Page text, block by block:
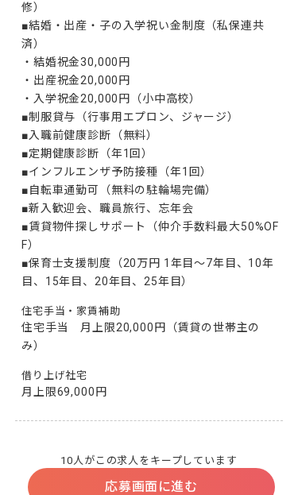
修）
■結婚・出産・子の入学祝い金制度（私保連共
済）
・結婚祝金30,000円
・出産祝金20,000円
・入学祝金20,000円（小中高校）
■制服貸与（行事用エプロン、ジャージ）
■入職前健康診断（無料）
■定期健康診断（年1回）
■インフルエンザ予防接種（年1回）
■自転車通勤可（無料の駐輪場完備）
■新入歓迎会、職員旅行、忘年会
■賃貸物件探しサポート（仲介手数料最大50%OF
F）
■保育士支援制度（20万円 1年目～7年目、10年
目、15年目、20年目、25年目）
住宅手当・家賃補助
住宅手当　月上限20,000円（賃貸の世帯主の
み）
借り上げ社宅
月上限69,000円
10人がこの求人をキープしています
応募画面に進む